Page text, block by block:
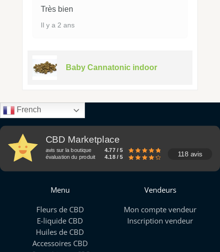
Très bien
Il y a 2 ans
Baby Cannatonic indoor
French
CBD Marketplace
avis sur la boutique
4.77 / 5
évaluation du produit
4.18 / 5 118 avis
Menu
Fleurs de CBD
E-liquide CBD
Huiles de CBD
Accessoires CBD
Vendeurs
Mon compte vendeur
Inscription vendeur